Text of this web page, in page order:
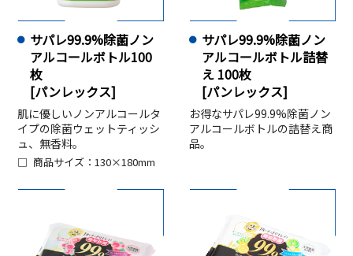
サパレ99.9%除菌ノン
アルコールボトル100
枚
[パンレックス]
肌に優しいノンアルコールタ
イプの除菌ウェットティッシ
ュ、無香料。
商品サイズ：130×180mm
サパレ99.9%除菌ノン
アルコールボトル詰替
え 100枚
[パンレックス]
お得なサパレ99.9%除菌ノン
アルコールボトルの詰替え商
品。